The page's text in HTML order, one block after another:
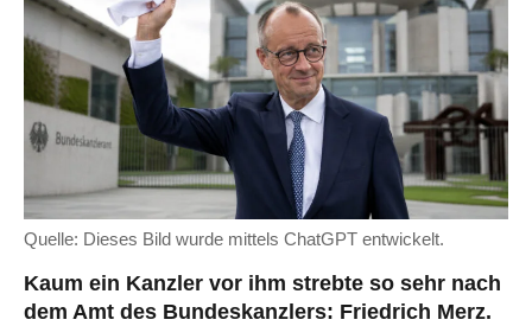
Quelle: Dieses Bild wurde mittels ChatGPT entwickelt.
Kaum ein Kanzler vor ihm strebte so sehr nach
dem Amt des Bundeskanzlers: Friedrich Merz.